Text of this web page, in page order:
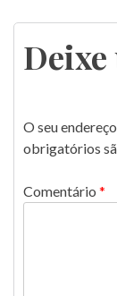
de
Post
O seu
obrigatórios
Comentário *